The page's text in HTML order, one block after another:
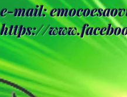
e-mail:
https://